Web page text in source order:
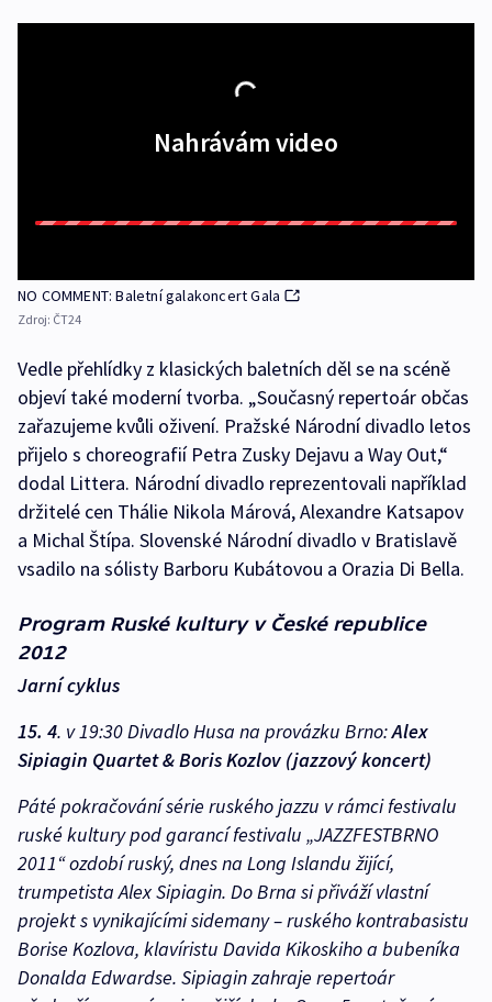
Nahrávám video
NO COMMENT: Baletní galakoncert Gala
Zdroj: ČT24
Vedle přehlídky z klasických baletních děl se na scéně
objeví také moderní tvorba. „Současný repertoár občas
zařazujeme kvůli oživení. Pražské Národní divadlo letos
přijelo s choreografií Petra Zusky Dejavu a Way Out,“
dodal Littera. Národní divadlo reprezentovali například
držitelé cen Thálie Nikola Márová, Alexandre Katsapov
a Michal Štípa. Slovenské Národní divadlo v Bratislavě
vsadilo na sólisty Barboru Kubátovou a Orazia Di Bella.
Program Ruské kultury v České republice
2012
Jarní cyklus
15. 4. v 19:30 Divadlo Husa na provázku Brno:Alex
Sipiagin Quartet & Boris Kozlov (jazzový koncert)
Páté pokračování série ruského jazzu v rámci festivalu
ruské kultury pod garancí festivalu „JAZZFESTBRNO
2011“ ozdobí ruský, dnes na Long Islandu žijící,
trumpetista Alex Sipiagin. Do Brna si přiváží vlastní
projekt s vynikajícími sidemany – ruského kontrabasistu
Borise Kozlova, klavíristu Davida Kikoskiho a bubeníka
Donalda Edwardse. Sipiagin zahraje repertoár